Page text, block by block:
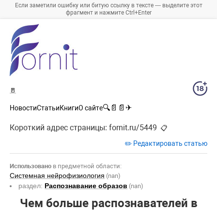
Если заметили ошибку или битую ссылку в тексте — выделите этот
фрагмент и нажмите Ctrl+Enter
🚪
НовостиСтатьиКнигиО сайте🔍 📄 📄 ✈
Короткий адрес страницы: fornit.ru/5449 📋
✏️ Редактировать статью
Использовано в предметной области:
Системная нейрофизиология (nan)
раздел: Распознавание образов (nan)
Чем больше распознавателей в